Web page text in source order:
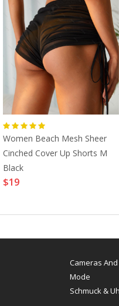
Women Beach Mesh Sheer
Cinched Cover Up Shorts M
Black
$19
Cameras
Mode
Schmuck &